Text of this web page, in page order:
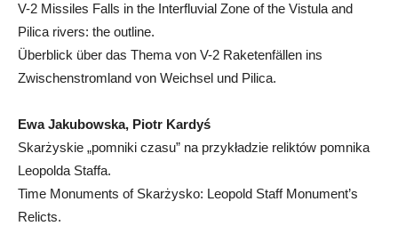
V-2 Missiles Falls in the Interfluvial Zone of the Vistula and
Pilica rivers: the outline.
Überblick über das Thema von V-2 Raketenfällen ins
Zwischenstromland von Weichsel und Pilica.
Ewa Jakubowska, Piotr Kardyś
Skarżyskie „pomniki czasu” na przykładzie reliktów pomnika
Leopolda Staffa.
Time Monuments of Skarżysko: Leopold Staff Monument’s
Relicts.